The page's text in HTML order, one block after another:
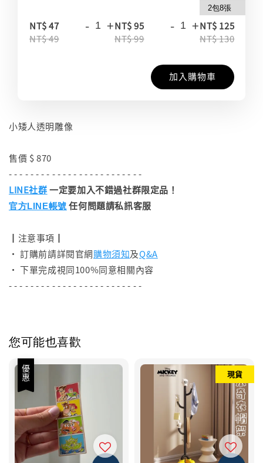
NT$ 47
NT$ 49
- +NT$ 95
NT$ 99
- +NT$ 125
NT$ 130
加入購物車
小矮人透明雕像
售價 $ 870
- - - - - - - - - - - - - - - - - - - - - - - - -
LINE社群一定要加入不錯過社群限定品！
官方LINE帳號 任何問題請私訊客服
┃注意事項┃
• 訂購前請詳閱官網購物須知及Q&A
• 下單完成視同100%同意相關內容
- - - - - - - - - - - - - - - - - - - - - - - - -
您可能也喜歡
優惠 現貨